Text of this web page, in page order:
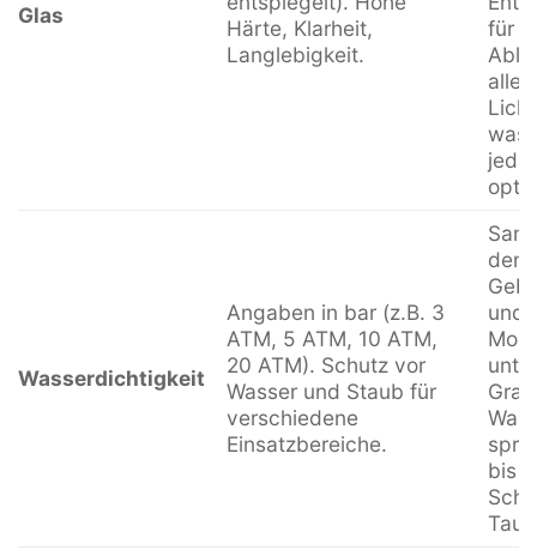
Glas
Härte, Klarheit,
Langlebigkeit.
für
allen
was
Wasserdichtigkeit
Angaben in bar (z.B. 3
ATM, 5 ATM, 10 ATM,
20 ATM). Schutz vor
Wasser und Staub für
verschiedene
Einsatzbereiche.
den
und
bis